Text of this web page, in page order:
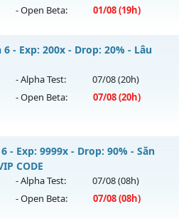
đồ mới
- Open Beta: 01/08(19h)
https://muhoalong.pro
Mở máy chủ
vào 19h ngày
Webzen
6 - Exp: 200x - Drop: 20% - Lâu
- Alpha Test: 07/08(20h)
- Open Beta: 07/08(20h)
Gộp Mu
- Mở máy chủ
- Exp: 9999x - Drop: 90% - Săn
CODE
- Alpha Test: 07/08(08h)
- Open Beta: 07/08(08h)